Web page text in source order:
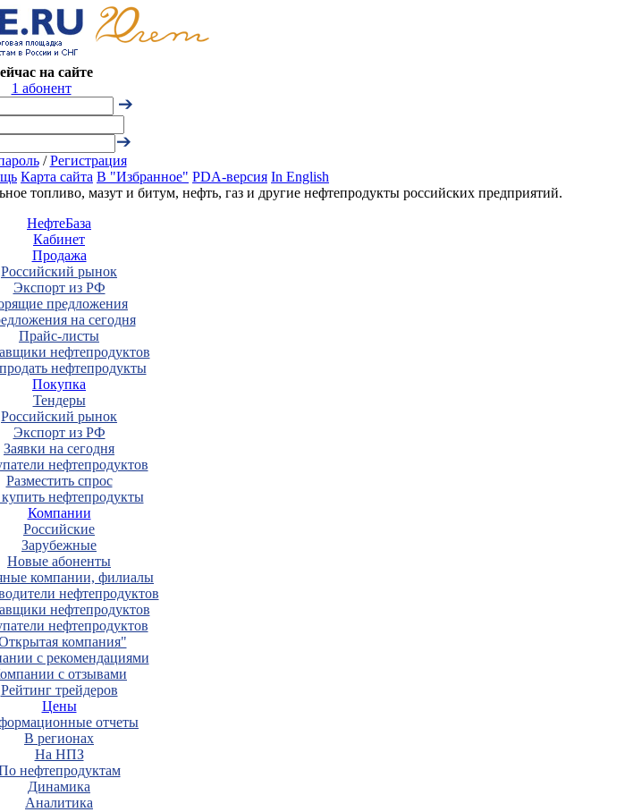
на сайте
1 абонент
/Регистрация
Карта сайта В "Избранное" PDA-версия In English
топливо, мазут и битум, нефть, газ и другие нефтепродукты российских предприятий.
НефтеБаза
Кабинет
Продажа
Российский рынок
Экспорт из РФ
предложения
на сегодня
Прайс-листы
нефтепродуктов
нефтепродукты
Покупка
Тендеры
Российский рынок
Экспорт из РФ
Заявки на сегодня
нефтепродуктов
Разместить спрос
нефтепродукты
Компании
Российские
Зарубежные
Новые абоненты
компании, филиалы
нефтепродуктов
нефтепродуктов
нефтепродуктов
компания"
с рекомендациями
с отзывами
Рейтинг трейдеров
Цены
отчеты
В регионах
На НПЗ
нефтепродуктам
Динамика
Аналитика